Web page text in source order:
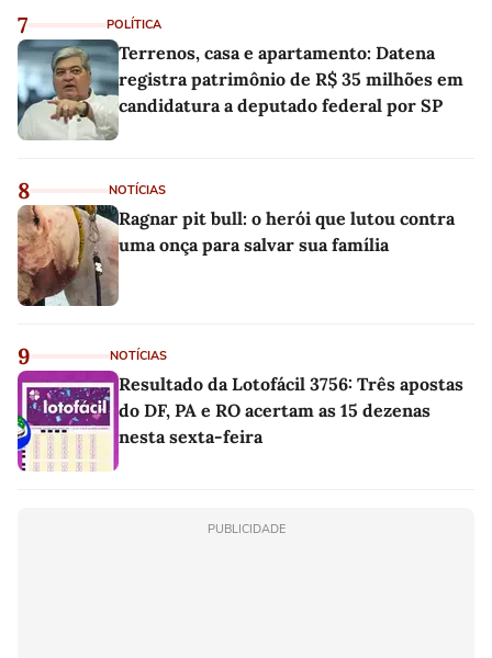
7 POLÍTICA
Terrenos, casa e apartamento: Datena
registra patrimônio de R$ 35 milhões em
candidatura a deputado federal por SP
8 NOTÍCIAS
Ragnar pit bull: o herói que lutou contra
uma onça para salvar sua família
9 NOTÍCIAS
Resultado da Lotofácil 3756: Três apostas
do DF, PA e RO acertam as 15 dezenas
nesta sexta-feira
PUBLICIDADE